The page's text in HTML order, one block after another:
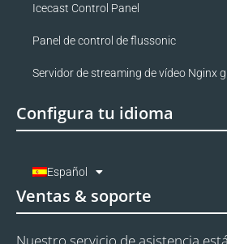
Icecast Control Panel
Panel de control de flussonic
Servidor de streaming de vídeo Nginx
Configura tu idioma
Español
Ventas & soporte
Nuestro servicio de asistencia